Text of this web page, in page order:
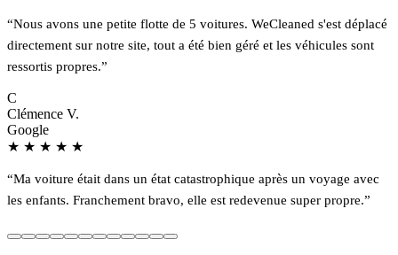
“Nous avons une petite flotte de 5 voitures. WeCleaned s'est déplacé
directement sur notre site, tout a été bien géré et les véhicules sont
ressortis propres.”
C
Clémence V.
Google
★ ★ ★ ★ ★
“Ma voiture était dans un état catastrophique après un voyage avec
les enfants. Franchement bravo, elle est redevenue super propre.”